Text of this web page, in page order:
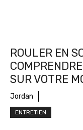
ROULER EN
SUR VOTRE
Jordan
ENTRETIEN